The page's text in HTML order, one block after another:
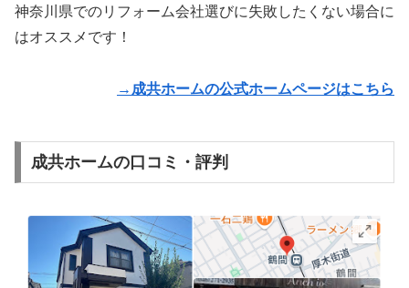
神奈川県でのリフォーム会社選びに失敗したくない場合に
はオススメです！
→成共ホームの公式ホームページはこちら
成共ホームの口コミ・評判